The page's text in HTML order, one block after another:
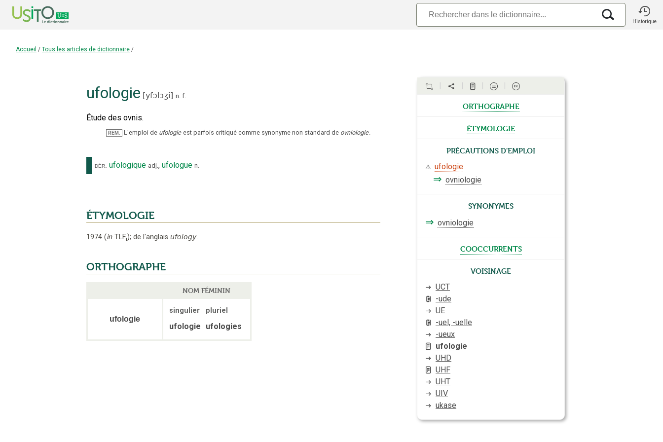
Historique
Accueil / Tous les articles de dictionnaire /
ufologie [yfɔlɔʒi] n. f.
Étude des ovnis.
REM. L'emploi de ufologie est parfois critiqué comme synonyme non standard de ovniologie.
dér. ufologique adj., ufologue n.
ÉTYMOLOGIE
1974 (in TLFi); de l'anglais ufology.
ORTHOGRAPHE
NOM FÉMININ
ufologie
singulier pluriel
ufologie ufologies
orthographe
étymologie
Précautions d'emploi
⚠ ufologie
⇒ovniologie
Synonymes
⇒ovniologie
cooccurrents
Voisinage
UCT
-ude
UE
-uel, -uelle
-ueux
ufologie
UHD
UHF
UHT
UIV
ukase